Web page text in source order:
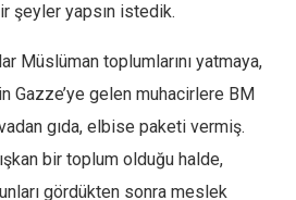
şeyler yapsın istedik.
Müslüman toplumlarını yatmaya,
Gazze’ye gelen muhacirlere BM
gıda, elbise paketi vermiş.
bir toplum olduğu halde,
gördükten sonra meslek